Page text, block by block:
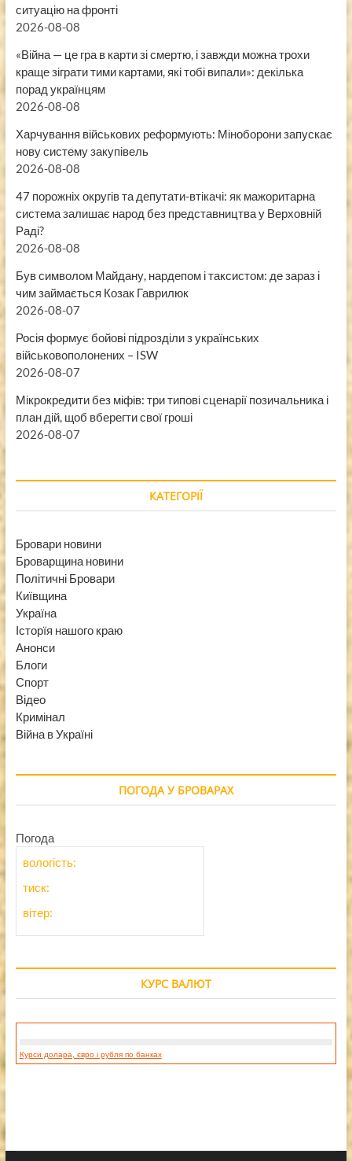
ситуацію на фронті
2026-08-08
«Війна — це гра в карти зі смертю, і завжди можна трохи
краще зіграти тими картами, які тобі випали»: декілька
порад українцям
2026-08-08
Харчування військових реформують: Міноборони запускає
нову систему закупівель
2026-08-08
47 порожніх округів та депутати-втікачі: як мажоритарна
система залишає народ без представництва у Верховній
Раді?
2026-08-08
Був символом Майдану, нардепом і таксистом: де зараз і
чим займається Козак Гаврилюк
2026-08-07
Росія формує бойові підрозділи з українських
військовополонених – ISW
2026-08-07
Мікрокредити без міфів: три типові сценарії позичальника і
план дій, щоб вберегти свої гроші
2026-08-07
КАТЕГОРІЇ
Бровари новини
Броварщина новини
Політичні Бровари
Київщина
Україна
Історїя нашого краю
Анонси
Блоги
Спорт
Відео
Кримінал
Війна в Україні
ПОГОДА У БРОВАРАХ
Погода
вологість:
тиск:
вітер:
КУРС ВАЛЮТ
Курси долара, євро і рубля по банках